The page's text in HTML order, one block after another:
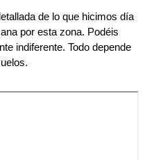
de lo que hicimos día
por esta zona. Podéis
indiferente. Todo depende